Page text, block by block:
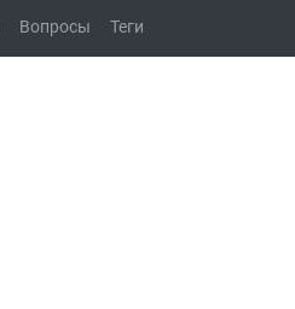
Вопросы Теги